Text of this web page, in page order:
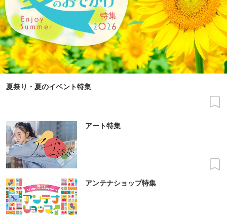
夏祭り・夏のイベント特集
アート特集
アンテナショップ特集